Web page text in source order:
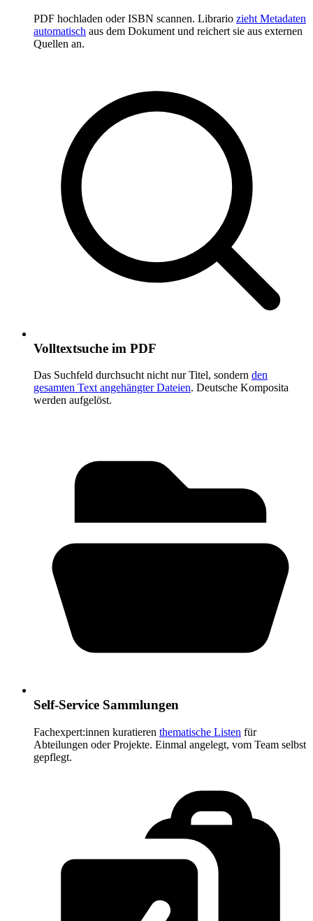
PDF hochladen oder ISBN scannen. Librario zieht Metadaten
automatisch aus dem Dokument und reichert sie aus externen
Quellen an.
Volltextsuche im PDF
Das Suchfeld durchsucht nicht nur Titel, sondern den
gesamten Text angehängter Dateien. Deutsche Komposita
werden aufgelöst.
Self-Service Sammlungen
Fachexpert:innen kuratieren thematische Listen für
Abteilungen oder Projekte. Einmal angelegt, vom Team selbst
gepflegt.